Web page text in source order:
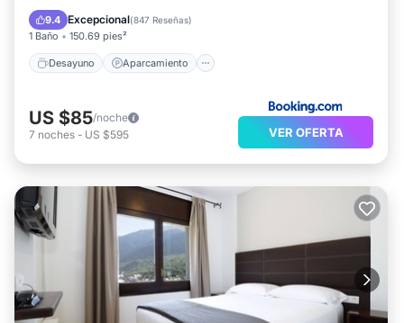
9.4 Excepcional(847 Reseñas)
1 Baño 150.69 pies²
Desayuno Aparcamiento
Balcón/Terraza
US $85/noche
7 noches - US $595 VER OFERTA